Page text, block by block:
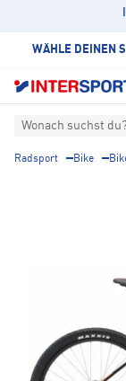
WÄHLE DEINEN
Wonach suchst
Radsport Bike